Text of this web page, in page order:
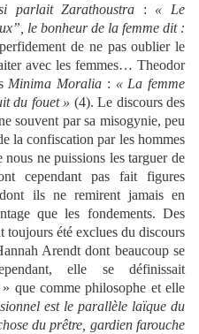
parlait Zarathoustra : « Le
” , le bonheur de la femme dit :
de ne pas oublier le
avec les femmes… Theodor
Minima Moralia : « La femme
du fouet » (4). Le discours des
souvent par sa misogynie, peu
la confiscation par les hommes
ne puissions les targuer de
cependant pas fait figures
ils ne remirent jamais en
que les fondements. Des
toujours été exclues du discours
Arendt dont beaucoup se
elle se définissait
que comme philosophe et elle
est le parallèle laïque du
du prêtre, gardien farouche